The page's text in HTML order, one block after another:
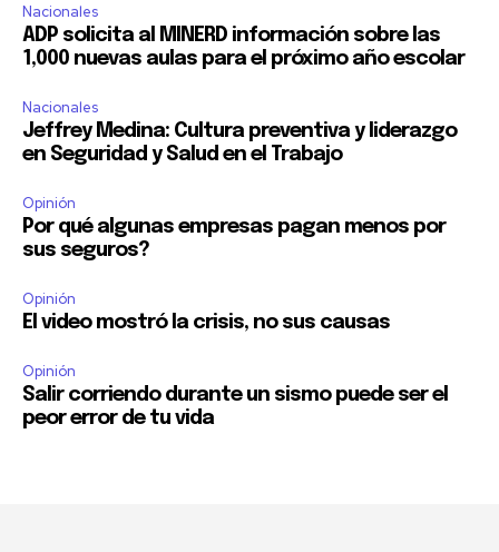
Nacionales
ADP solicita al MINERD información sobre las
1,000 nuevas aulas para el próximo año escolar
Nacionales
Jeffrey Medina: Cultura preventiva y liderazgo
en Seguridad y Salud en el Trabajo
Opinión
Por qué algunas empresas pagan menos por
sus seguros?
Opinión
El video mostró la crisis, no sus causas
Opinión
Salir corriendo durante un sismo puede ser el
peor error de tu vida